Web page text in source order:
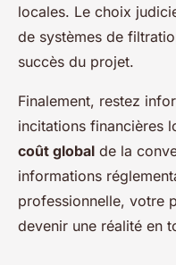
locales. Le choix
de systèmes de
succès du projet.
Finalement, restez
incitations financières
coût global de la
informations
professionnelle, votre
devenir une réalité en